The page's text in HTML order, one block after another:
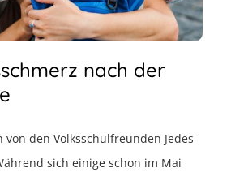
nach der
von den Volksschulfreunden Jedes
sich einige schon im Mai